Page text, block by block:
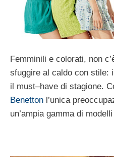
Femminili e colorati, non
sfuggire al caldo con stile: i
il must–have di stagione.
Benetton l’unica
un’ampia gamma di